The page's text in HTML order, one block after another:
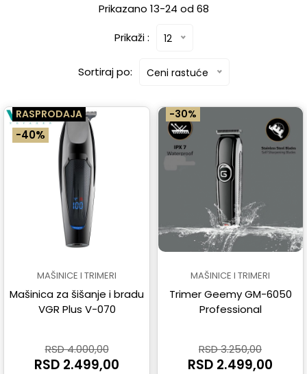
Prikazano 13-24 od 68
Prikaži :
12
Sortiraj po: Ceni rastuće
RASPRODAJA
-40%
MAŠINICE I TRIMERI
Mašinica za šišanje i bradu
VGR Plus V-070
RSD 4.000,00
RSD 2.499,00
-30%
MAŠINICE I TRIMERI
Trimer Geemy GM-6050
Professional
RSD 3.250,00
RSD 2.499,00